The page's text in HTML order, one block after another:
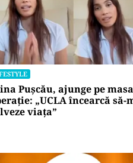
Pușcău, ajunge pe
„UCLA încearcă să-
viața”